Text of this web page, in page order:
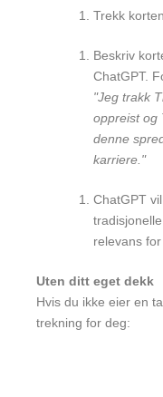
Trekk
Beskriv
ChatGPT.
"Jeg trakk
oppreist og
denne
karriere."
ChatGPT
relevans
Uten ditt eget dekk
Hvis du ikke eier en
trekning for deg: